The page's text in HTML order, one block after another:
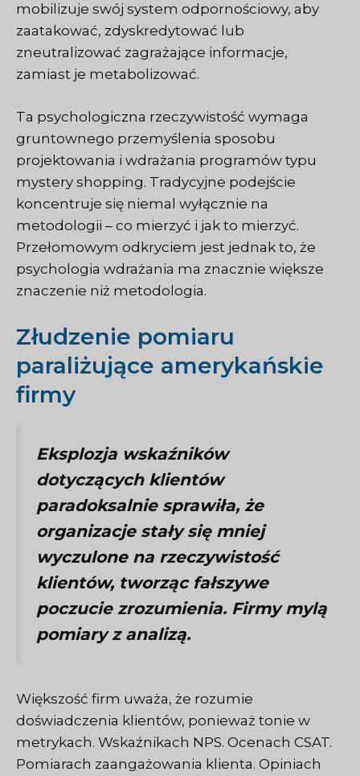
mobilizuje swój system odpornościowy, aby
zaatakować, zdyskredytować lub
zneutralizować zagrażające informacje,
zamiast je metabolizować.
Ta psychologiczna rzeczywistość wymaga
gruntownego przemyślenia sposobu
projektowania i wdrażania programów typu
mystery shopping. Tradycyjne podejście
koncentruje się niemal wyłącznie na
metodologii – co mierzyć i jak to mierzyć.
Przełomowym odkryciem jest jednak to, że
psychologia wdrażania ma znacznie większe
znaczenie niż metodologia.
Złudzenie pomiaru
paraliżujące amerykańskie
firmy
Eksplozja wskaźników
dotyczących klientów
paradoksalnie sprawiła, że
organizacje stały się mniej
wyczulone na rzeczywistość
klientów, tworząc fałszywe
poczucie zrozumienia. Firmy mylą
pomiary z analizą.
Większość firm uważa, że rozumie
doświadczenia klientów, ponieważ tonie w
metrykach. Wskaźnikach NPS. Ocenach CSAT.
Pomiarach zaangażowania klienta. Opiniach